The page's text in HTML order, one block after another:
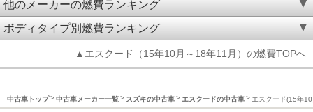
他のメーカーの燃費ランキング
ボディタイプ別燃費ランキング
▲エスクード（15年10月～18年11月）の燃費TOPへ
中古車トップ 中古車メーカー一覧 スズキの中古車 エスクードの中古車 エスクード(15年